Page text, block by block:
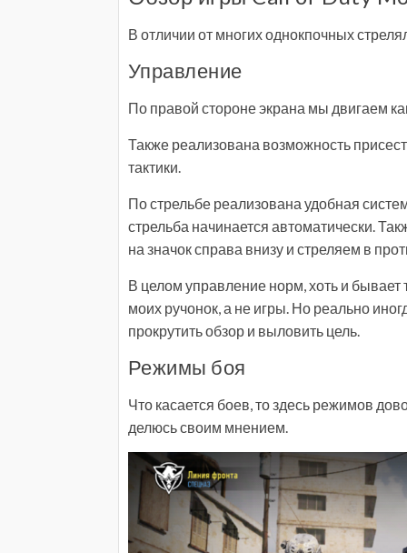
В отличии от многих однокпочных
Управление
По правой стороне экрана мы двигаем
Также реализована возможность
тактики.
По стрельбе реализована удобная
стрельба начинается автоматически.
на значок справа внизу и стреляем в
В целом управление норм, хоть и бывает
моих ручонок, а не игры. Но реально
прокрутить обзор и выловить цель.
Режимы боя
Что касается боев, то здесь режимов
делюсь своим мнением.